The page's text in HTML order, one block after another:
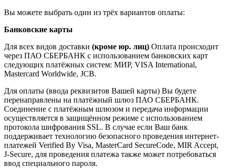
Вы можете выбрать один из трёх вариантов оплаты:
Банковские карты
Для всех видов доставки (кроме юр. лиц) Оплата происходит
через ПАО СБЕРБАНК с использованием банковских карт
следующих платёжных систем: МИР, VISA International,
Mastercard Worldwide, JCB.
Для оплаты (ввода реквизитов Вашей карты) Вы будете
перенаправлены на платёжный шлюз ПАО СБЕРБАНК.
Соединение с платёжным шлюзом и передача информации
осуществляется в защищённом режиме с использованием
протокола шифрования SSL. В случае если Ваш банк
поддерживает технологию безопасного проведения интернет-
платежей Verified By Visa, MasterCard SecureCode, MIR Accept,
J-Secure, для проведения платежа также может потребоваться
ввод специального пароля.